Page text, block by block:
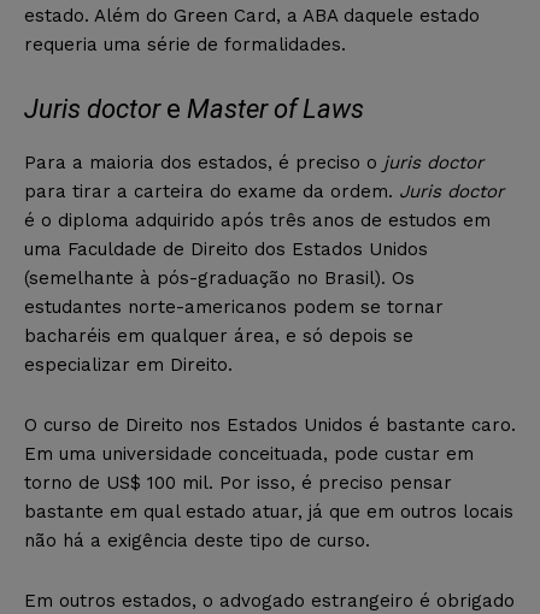
estado. Além do Green Card, a ABA daquele estado
requeria uma série de formalidades.
Juris doctor e Master of Laws
Para a maioria dos estados, é preciso o juris doctor
para tirar a carteira do exame da ordem. Juris doctor
é o diploma adquirido após três anos de estudos em
uma Faculdade de Direito dos Estados Unidos
(semelhante à pós-graduação no Brasil). Os
estudantes norte-americanos podem se tornar
bacharéis em qualquer área, e só depois se
especializar em Direito.
O curso de Direito nos Estados Unidos é bastante caro.
Em uma universidade conceituada, pode custar em
torno de US$ 100 mil. Por isso, é preciso pensar
bastante em qual estado atuar, já que em outros locais
não há a exigência deste tipo de curso.
Em outros estados, o advogado estrangeiro é obrigado